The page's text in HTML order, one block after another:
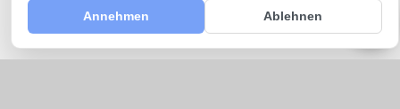
Annehmen Ablehnen